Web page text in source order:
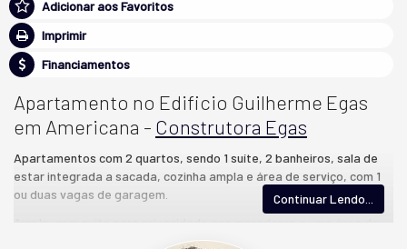
Adicionar aos Favoritos
Imprimir
Financiamentos
Apartamento no Edificio Guilherme Egas
em Americana - Construtora Egas
Apartamentos com 2 quartos, sendo 1 suíte, 2 banheiros, sala de
estar integrada a sacada, cozinha ampla e área de serviço, com 1
ou duas vagas de garagem.
Amplo, com suíte para privacidade aos moradores e uma área de
estar integrada a sacada para seu melhor lazer, tudo em um bairro
Continuar Lendo...